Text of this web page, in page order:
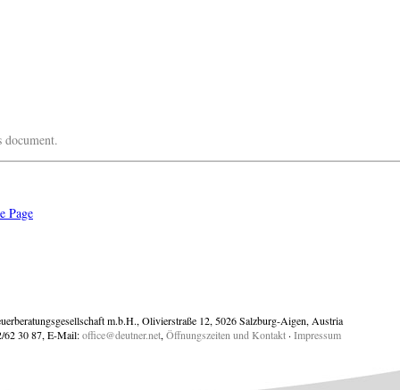
document.
Page
m.b.H., Olivierstraße 12, 5026 Salzburg-Aigen, Austria
62 30 87, E-Mail:office@deutner.net, Öffnungszeiten und Kontakt · Impressum